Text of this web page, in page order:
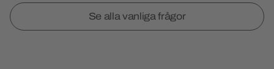
Se alla vanliga frågor